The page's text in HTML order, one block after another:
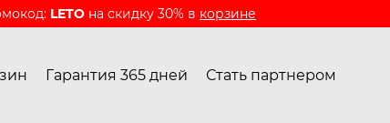
LETO на скидку 30% в корзине
Гарантия 365 дней Стать партнером